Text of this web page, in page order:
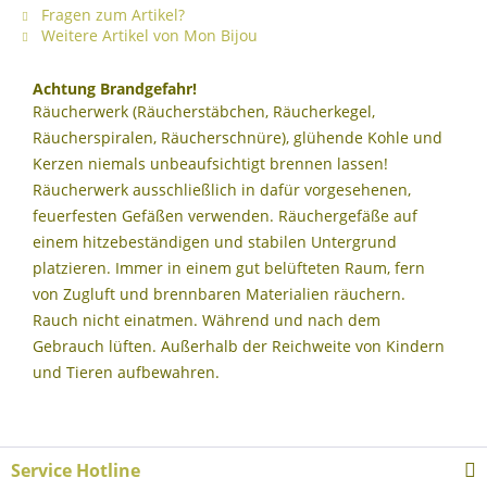
Fragen zum Artikel?
Weitere Artikel von Mon Bijou
Achtung Brandgefahr!
Räucherwerk (Räucherstäbchen, Räucherkegel,
Räucherspiralen, Räucherschnüre), glühende Kohle und
Kerzen niemals unbeaufsichtigt brennen lassen!
Räucherwerk ausschließlich in dafür vorgesehenen,
feuerfesten Gefäßen verwenden. Räuchergefäße auf
einem hitzebeständigen und stabilen Untergrund
platzieren. Immer in einem gut belüfteten Raum, fern
von Zugluft und brennbaren Materialien räuchern.
Rauch nicht einatmen. Während und nach dem
Gebrauch lüften. Außerhalb der Reichweite von Kindern
und Tieren aufbewahren.
Service Hotline